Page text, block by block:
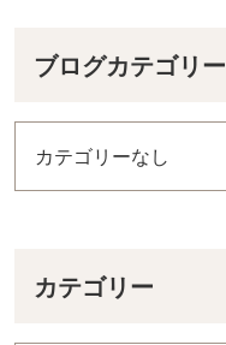
ブログカテゴリー
カテゴリーなし
カテゴリー